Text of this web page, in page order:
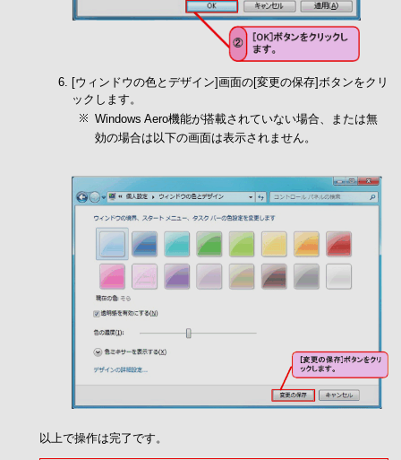
[ウィンドウの色とデザイン]画面の[変更の保存]ボタンをクリ
ックします。
Windows Aero機能が搭載されていない場合、または無
効の場合は以下の画面は表示されません。
以上で操作は完了です。